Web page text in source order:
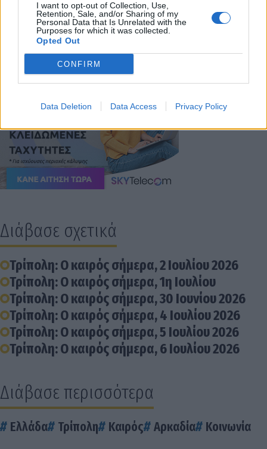
I want to opt-out of Collection, Use,
Retention, Sale, and/or Sharing of my
Personal Data that Is Unrelated with the
Purposes for which it was collected.
Opted Out
CONFIRM
Data Deletion Data Access Privacy Policy
βαθμούς Κελσίου.
Διάβασε σχετικά
Τρίπολη: Ο καιρός σήμερα, 2 Ιουλίου 2026
Τρίπολη: Ο καιρός σήμερα, 1η Ιουλίου
Τρίπολη: Ο καιρός σήμερα, 30 Ιουνίου 2026
Τρίπολη: Ο καιρός σήμερα, 4 Ιουλίου 2026
Τρίπολη: Ο καιρός σήμερα, 5 Ιουλίου 2026
Τρίπολη: Ο καιρός σήμερα, 6 Ιουλίου 2026
Διάβασε περισσότερα
Ελλάδα Τρίπολη Καιρός Αρκαδία Κοινωνία